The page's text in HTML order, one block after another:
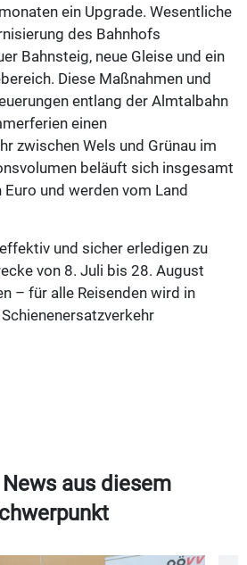
ein Upgrade. Wesentliche
des Bahnhofs
Bahnsteig, neue Gleise und ein
Diese Maßnahmen und
entlang der Almtalbahn
einen
zwischen Wels und Grünau im
beläuft sich insgesamt
und werden vom Land
und sicher erledigen zu
von 8. Juli bis 28. August
– für alle Reisenden wird in
aus diesem